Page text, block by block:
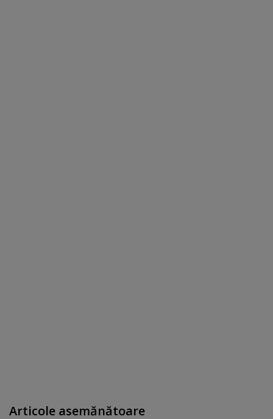
Articole asemănătoare